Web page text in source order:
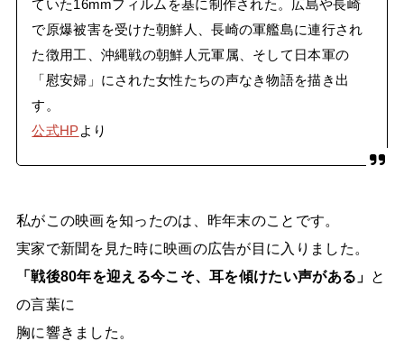
ていた16mmフィルムを基に制作された。広島や長崎
で原爆被害を受けた朝鮮人、長崎の軍艦島に連行され
た徴用工、沖縄戦の朝鮮人元軍属、そして日本軍の
「慰安婦」にされた女性たちの声なき物語を描き出
す。
公式HPより
私がこの映画を知ったのは、昨年末のことです。
実家で新聞を見た時に映画の広告が目に入りました。
「戦後80年を迎える今こそ、耳を傾けたい声がある」
と
の言葉に
胸に響きました。